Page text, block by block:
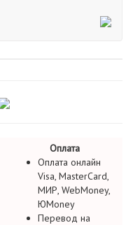
Оплата
Оплата онлайн
Visa, MasterCard,
МИР, WebMoney,
ЮMoney
Перевод на